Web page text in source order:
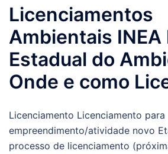
Licenciamentos
Ambientais
Estadual do
Onde e como
Licenciamento Licenciamento para
empreendimento/atividade novo
processo de licenciamento